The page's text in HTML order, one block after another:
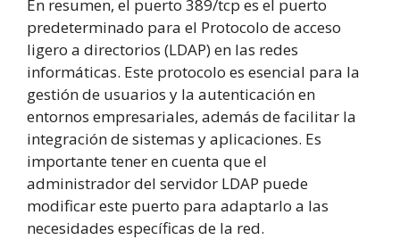
En resumen, el puerto 389/tcp es el puerto
predeterminado para el Protocolo de acceso
ligero a directorios (LDAP) en las redes
informáticas. Este protocolo es esencial para la
gestión de usuarios y la autenticación en
entornos empresariales, además de facilitar la
integración de sistemas y aplicaciones. Es
importante tener en cuenta que el
administrador del servidor LDAP puede
modificar este puerto para adaptarlo a las
necesidades específicas de la red.